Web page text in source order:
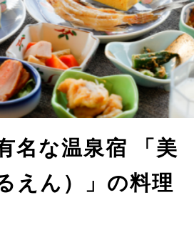
名な温泉宿 「美
えん）」の料理